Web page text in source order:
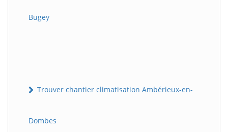
Bugey
Trouver chantier climatisation Ambérieux-en-
Dombes